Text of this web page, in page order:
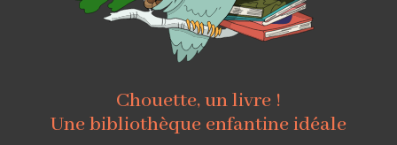
Chouette, un livre !
Une bibliothèque enfantine idéale